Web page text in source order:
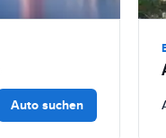
Auto suchen